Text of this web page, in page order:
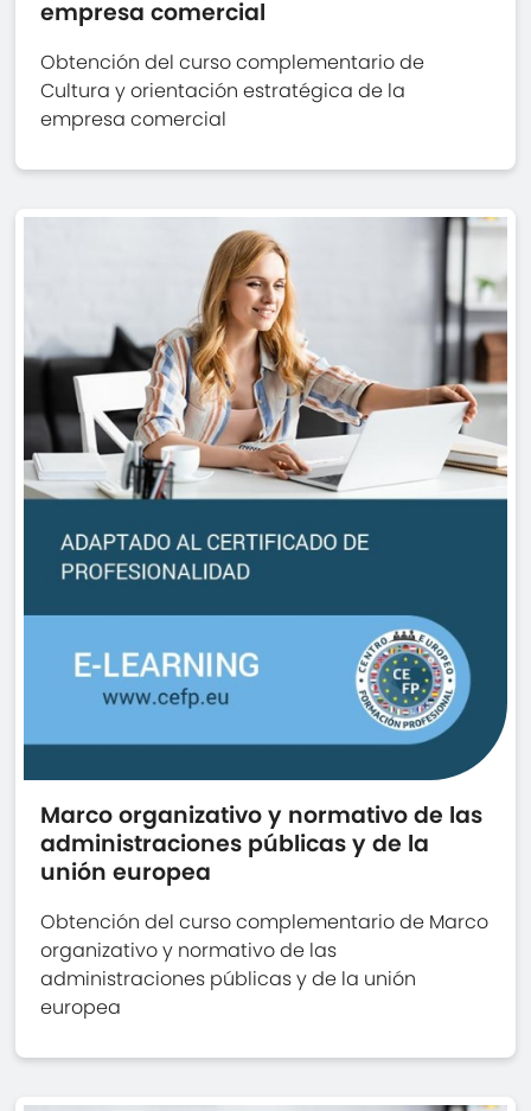
empresa comercial
Obtención del curso complementario de
Cultura y orientación estratégica de la
empresa comercial
Marco organizativo y normativo de las
administraciones públicas y de la
unión europea
Obtención del curso complementario de Marco
organizativo y normativo de las
administraciones públicas y de la unión
europea